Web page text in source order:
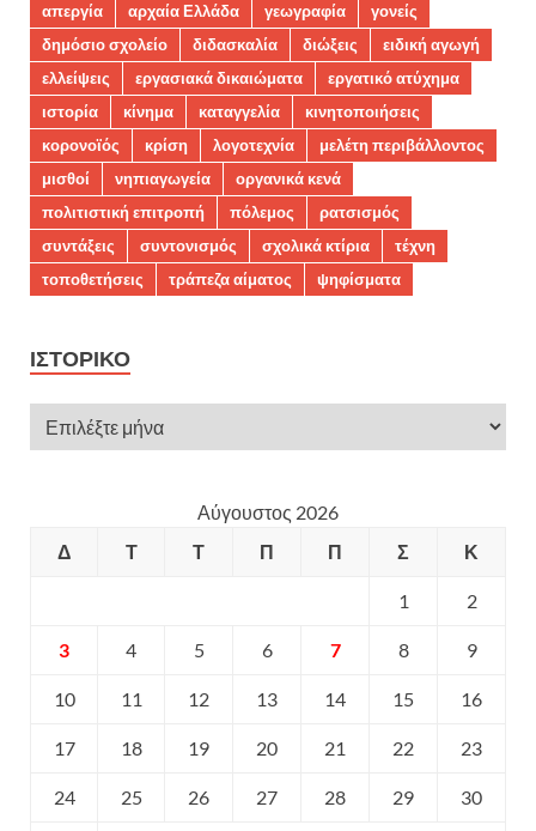
απεργία
αρχαία Ελλάδα γεωγραφία
γονείς
δημόσιο σχολείο
διδασκαλία διώξεις
ειδική αγωγή
ελλείψεις
εργασιακά δικαιώματα
εργατικό ατύχημα
ιστορία
κίνημα καταγγελία
κινητοποιήσεις
κορονοϊός
κρίση λογοτεχνία
μελέτη περιβάλλοντος
μισθοί
νηπιαγωγεία
οργανικά κενά
πολιτιστική επιτροπή
πόλεμος
ρατσισμός
συντάξεις
συντονισμός σχολικά κτίρια
τέχνη
τοποθετήσεις
τράπεζα αίματος ψηφίσματα
ΙΣΤΟΡΙΚΌ
Αύγουστος 2026
Δ
Τ Τ Π Π Σ Κ
1 2
3 4 5 6 7 8 9
10 11 12 13 14 15 16
17 18 19 20 21 22 23
24 25 26 27 28 29 30